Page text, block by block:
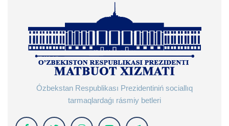
Ózbekstan Respublikası Prezidentiniń sociallıq
tarmaqlardaǵı rásmiy betleri